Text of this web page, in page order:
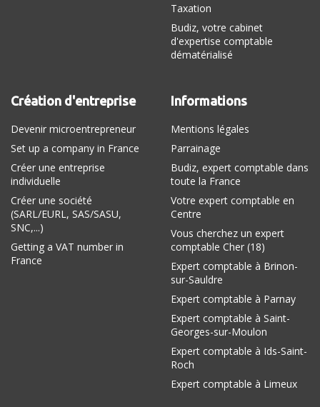
Taxation
Budiz, votre cabinet
d'expertise comptable
dématérialisé
Création d'entreprise
Devenir microentrepreneur
Set up a company in France
Créer une entreprise
individuelle
Créer une société
(SARL/EURL, SAS/SASU,
SNC,...)
Getting a VAT number in
France
Informations
Mentions légales
Parrainage
Budiz, expert comptable dans
toute la France
Votre expert comptable en
Centre
Vous cherchez un expert
comptable Cher (18)
Expert comptable à Brinon-
sur-Sauldre
Expert comptable à Parnay
Expert comptable à Saint-
Georges-sur-Moulon
Expert comptable à Ids-Saint-
Roch
Expert comptable à Limeux